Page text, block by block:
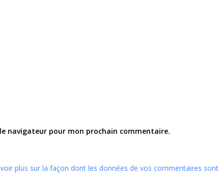
navigateur pour mon prochain commentaire.
plus sur la façon dont les données de vos commentaires sont